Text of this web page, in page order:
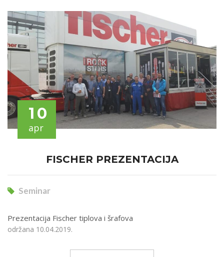
10
apr
FISCHER PREZENTACIJA
Seminar
Prezentacija Fischer tiplova i šrafova
održana 10.04.2019.